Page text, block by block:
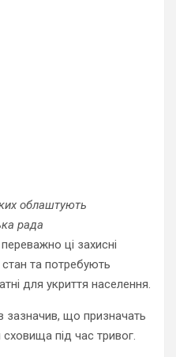
облаштують
рада
ці захисні
та потребують
для укриття населення.
зазначив, що призначать
під час тривог.